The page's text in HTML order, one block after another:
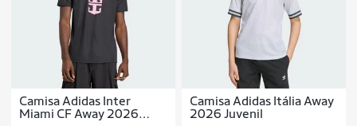
Camisa Adidas Inter
Miami CF Away 2026
Camisa Adidas Itália Away
2026 Juvenil